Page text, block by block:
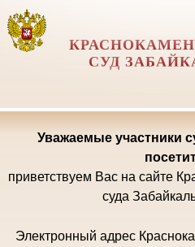
СУД
Уважаемые участники
приветствуем Вас на сайте
суда
Электронный адрес